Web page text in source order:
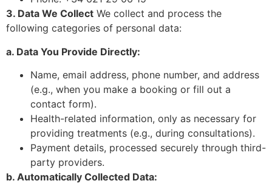
3. Data We Collect We collect and process the
following categories of personal data:
a. Data You Provide Directly:
Name, email address, phone number, and address
(e.g., when you make a booking or fill out a
contact form).
Health-related information, only as necessary for
providing treatments (e.g., during consultations).
Payment details, processed securely through third-
party providers.
b. Automatically Collected Data: